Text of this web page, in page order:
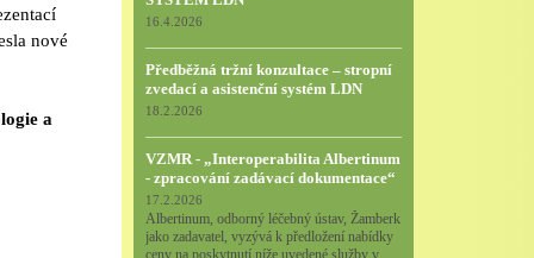
nové
a
16.4.2026
Předběžná tržní konzultace – stropní
zvedací a asistenční systém LDN
18.2.2026
VZMR - „Interoperabilita Albertinum
- zpracování zadávací dokumentace“
17.2.2026
Albertinum, odborný léčebný ústav, Žamberk
jako zadavatel, vyzývá k předložení nabídky
ceny na poskytnutí níže uvedené služby v